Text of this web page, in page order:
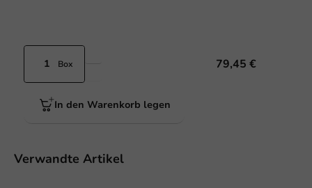
Box 79,45 €
In den Warenkorb legen
Verwandte Artikel